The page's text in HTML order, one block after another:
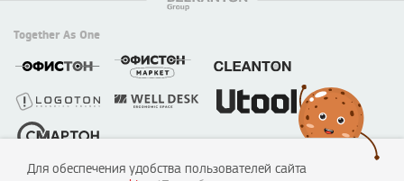
Together As One
Для обеспечения удобства пользователей сайта